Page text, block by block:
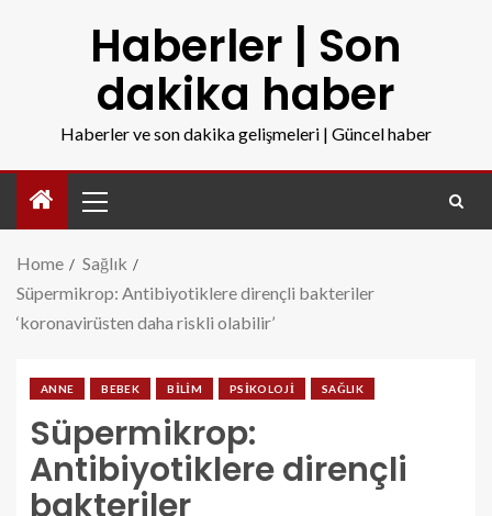
Haberler | Son
dakika haber
Haberler ve son dakika gelişmeleri | Güncel haber
Home
Sağlık
Süpermikrop: Antibiyotiklere dirençli bakteriler
‘koronavirüsten daha riskli olabilir’
ANNE BEBEK BILIM PSIKOLOJI SAĞLIK
Süpermikrop:
Antibiyotiklere dirençli
bakteriler